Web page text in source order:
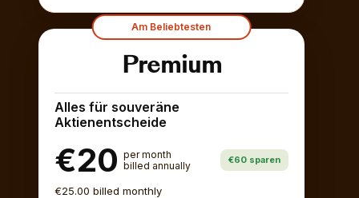
Am Beliebtesten
Premium
Alles für souveräne
Aktienentscheide
€20 per month
billed annually
€60 sparen
€25.00 billed monthly